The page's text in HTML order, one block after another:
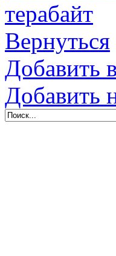
терабайт
Вернуться
Добавить
Добавить